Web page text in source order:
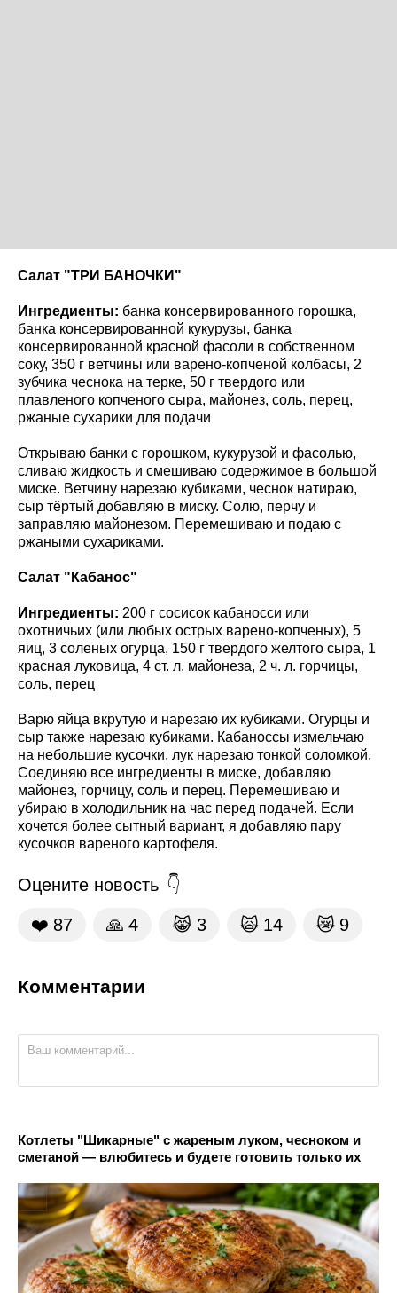
Салат "ТРИ БАНОЧКИ"
Ингредиенты: банка консервированного горошка,
банка консервированной кукурузы, банка
консервированной красной фасоли в собственном
соку, 350 г ветчины или варено-копченой колбасы, 2
зубчика чеснока на терке, 50 г твердого или
плавленого копченого сыра, майонез, соль, перец,
ржаные сухарики для подачи
Открываю банки с горошком, кукурузой и фасолью,
сливаю жидкость и смешиваю содержимое в большой
миске. Ветчину нарезаю кубиками, чеснок натираю,
сыр тёртый добавляю в миску. Солю, перчу и
заправляю майонезом. Перемешиваю и подаю с
ржаными сухариками.
Салат "Кабанос"
Ингредиенты: 200 г сосисок кабаносси или
охотничьих (или любых острых варено-копченых), 5
яиц, 3 соленых огурца, 150 г твердого желтого сыра, 1
красная луковица, 4 ст. л. майонеза, 2 ч. л. горчицы,
соль, перец
Варю яйца вкрутую и нарезаю их кубиками. Огурцы и
сыр также нарезаю кубиками. Кабаноссы измельчаю
на небольшие кусочки, лук нарезаю тонкой соломкой.
Соединяю все ингредиенты в миске, добавляю
майонез, горчицу, соль и перец. Перемешиваю и
убираю в холодильник на час перед подачей. Если
хочется более сытный вариант, я добавляю пару
кусочков вареного картофеля.
Оцените новость
❤️ 87 🙏 4 😹 3 🙀 14 😿 9
Комментарии
Котлеты "Шикарные" с жареным луком, чесноком и
сметаной — влюбитесь и будете готовить только их